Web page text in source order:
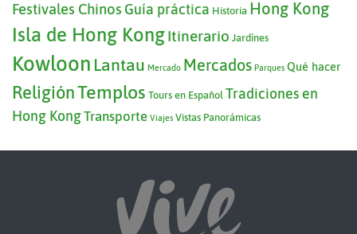
Festivales Chinos Guía práctica Historia Hong Kong
Isla de Hong KongItinerario Jardínes
Kowloon Lantau Mercado Mercados Parques Qué hacer
ReligiónTemplos Tours en Español Tradiciones en
Hong KongTransporte Viajes Vistas Panorámicas